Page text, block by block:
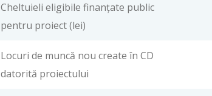
Cheltuieli eligibile finanţate public
pentru proiect (lei)
Locuri de muncă nou create în CD
datorită proiectului